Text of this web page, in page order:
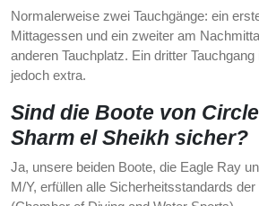
Normalerweise zwei Tauchgänge: ein
Mittagessen und ein zweiter am
anderen Tauchplatz. Ein dritter
jedoch extra.
Sind die Boote von
Sharm el Sheikh sicher?
Ja, unsere beiden Boote, die Eagle Ray
M/Y, erfüllen alle Sicherheitsstandards